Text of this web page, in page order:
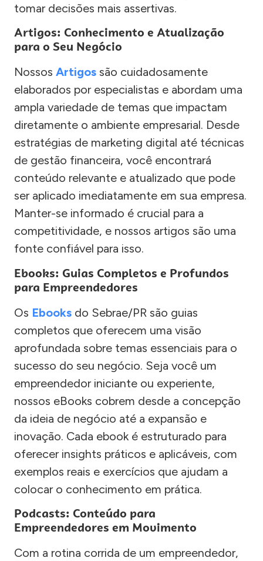
tomar decisões mais assertivas.
Artigos: Conhecimento e Atualização
para o Seu Negócio
Nossos Artigos são cuidadosamente
elaborados por especialistas e abordam uma
ampla variedade de temas que impactam
diretamente o ambiente empresarial. Desde
estratégias de marketing digital até técnicas
de gestão financeira, você encontrará
conteúdo relevante e atualizado que pode
ser aplicado imediatamente em sua empresa.
Manter-se informado é crucial para a
competitividade, e nossos artigos são uma
fonte confiável para isso.
Ebooks: Guias Completos e Profundos
para Empreendedores
Os Ebooks do Sebrae/PR são guias
completos que oferecem uma visão
aprofundada sobre temas essenciais para o
sucesso do seu negócio. Seja você um
empreendedor iniciante ou experiente,
nossos eBooks cobrem desde a concepção
da ideia de negócio até a expansão e
inovação. Cada ebook é estruturado para
oferecer insights práticos e aplicáveis, com
exemplos reais e exercícios que ajudam a
colocar o conhecimento em prática.
Podcasts: Conteúdo para
Empreendedores em Movimento
Com a rotina corrida de um empreendedor,